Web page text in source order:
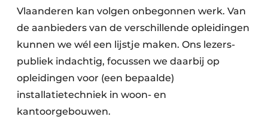
Vlaanderen kan volgen onbegonnen werk. Van
de aan­bieders van de verschillende opleidingen
kunnen we wél een lijstje maken. Ons lezers­
publiek indachtig, focussen we daarbij op
opleidingen voor (een bepaalde)
installatietechniek in woon- en
kantoorgebouwen.